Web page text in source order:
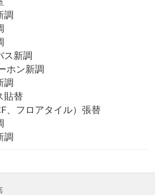
調
新調
ホン新調
調
貼替
、フロアタイル）張替
調